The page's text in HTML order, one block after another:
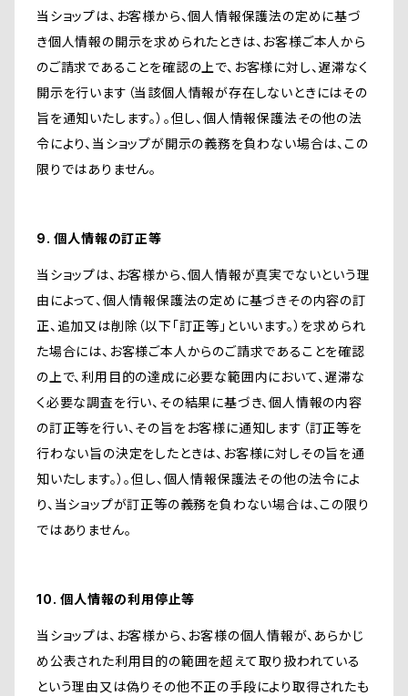
当ショップは、お客様から、個人情報保護法の定めに基づ
き個人情報の開示を求められたときは、お客様ご本人から
のご請求であることを確認の上で、お客様に対し、遅滞なく
開示を行います（当該個人情報が存在しないときにはその
旨を通知いたします。）。但し、個人情報保護法その他の法
令により、当ショップが開示の義務を負わない場合は、この
限りではありません。
9. 個人情報の訂正等
当ショップは、お客様から、個人情報が真実でないという理
由によって、個人情報保護法の定めに基づきその内容の訂
正、追加又は削除（以下「訂正等」といいます。）を求められ
た場合には、お客様ご本人からのご請求であることを確認
の上で、利用目的の達成に必要な範囲内において、遅滞な
く必要な調査を行い、その結果に基づき、個人情報の内容
の訂正等を行い、その旨をお客様に通知します（訂正等を
行わない旨の決定をしたときは、お客様に対しその旨を通
知いたします。）。但し、個人情報保護法その他の法令によ
り、当ショップが訂正等の義務を負わない場合は、この限り
ではありません。
10. 個人情報の利用停止等
当ショップは、お客様から、お客様の個人情報が、あらかじ
め公表された利用目的の範囲を超えて取り扱われている
という理由又は偽りその他不正の手段により取得されたも